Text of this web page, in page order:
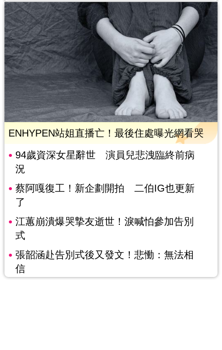
ENHYPEN站姐直播亡！最後住處曝光網看哭
94歲資深女星辭世 演員兒悲洩臨終前病
況
蔡阿嘎復工！新企劃開拍 二伯IG也更新
了
江蕙崩潰爆哭摯友逝世！淚喊怕參加告別
式
張韶涵赴告別式後又發文！悲慟：無法相
信